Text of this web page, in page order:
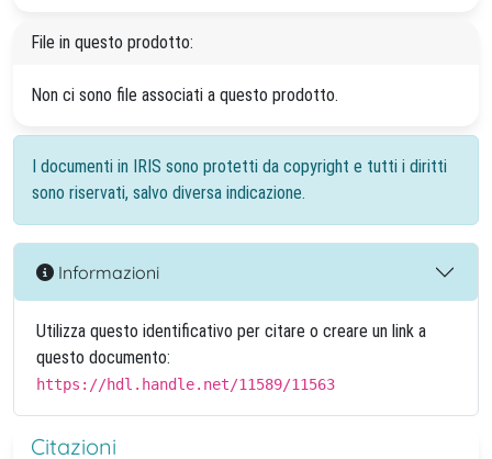
File in questo prodotto:
Non ci sono file associati a questo prodotto.
I documenti in IRIS sono protetti da copyright e tutti i diritti
sono riservati, salvo diversa indicazione.
Informazioni
Utilizza questo identificativo per citare o creare un link a
questo documento:
https://hdl.handle.net/11589/11563
Citazioni